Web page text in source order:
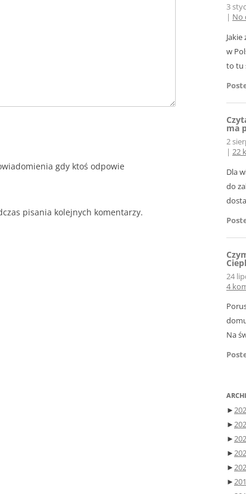
pisania kolejnych komentarzy.
3
| No
w
to tu
ma
2
| 22
Dla
do
24
4
Na
►
►
►
►
►
►